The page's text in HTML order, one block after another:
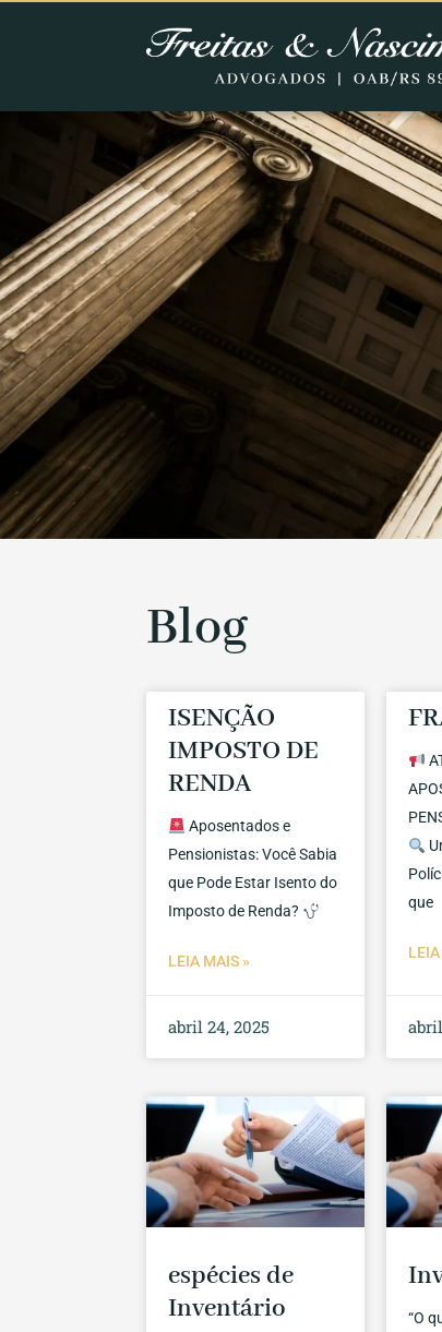
Blog
ISENÇÃO
IMPOSTO DE
RENDA
Aposentados e
Pensionistas: Você Sabia
que Pode Estar Isento do
Imposto de Renda?
LEIA MAIS »
abril 24, 2025
que
espécies de
Inventário
“O